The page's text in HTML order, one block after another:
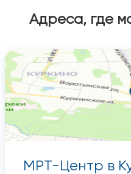
Адреса, где
МРТ-Центр в